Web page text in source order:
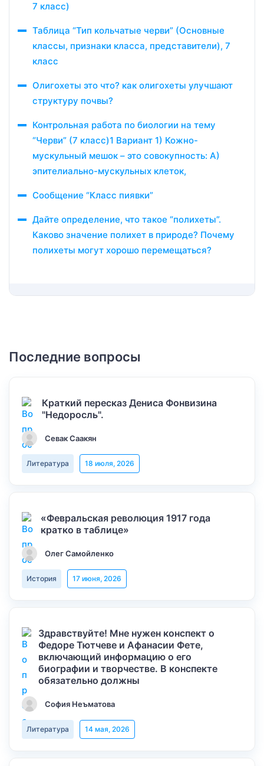
7 класс)
Таблица “Тип кольчатые черви” (Основные
классы, признаки класса, представители), 7
класс
Олигохеты это что? как олигохеты улучшают
структуру почвы?
Контрольная работа по биологии на тему
“Черви” (7 класс)1 Вариант 1) Кожно-
мускульный мешок – это совокупность: А)
эпителиально-мускульных клеток,
Сообщение “Класс пиявки”
Дайте определение, что такое “полихеты”.
Каково значение полихет в природе? Почему
полихеты могут хорошо перемещаться?
Последние вопросы
Краткий пересказ Дениса Фонвизина
"Недоросль".
Севак Саакян
Литература 18 июля, 2026
«Февральская революция 1917 года
кратко в таблице»
Олег Самойленко
История 17 июня, 2026
Здравствуйте! Мне нужен конспект о
Федоре Тютчеве и Афанасии Фете,
включающий информацию о его
биографии и творчестве. В конспекте
обязательно должны
София Неъматова
Литература 14 мая, 2026